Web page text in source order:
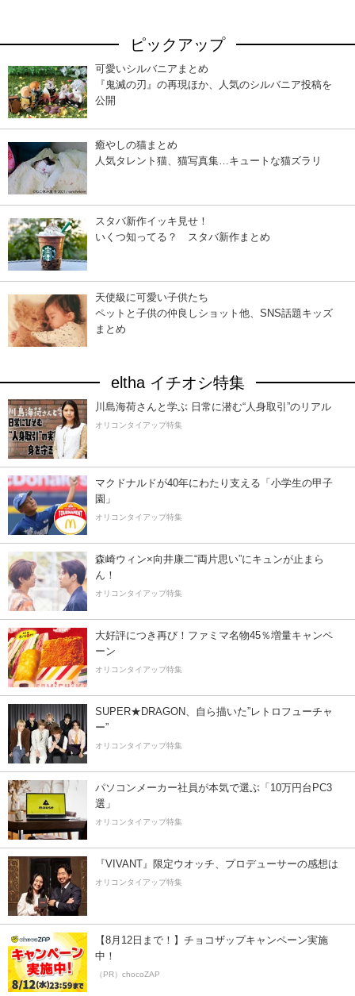
ピックアップ
可愛いシルバニアまとめ
『鬼滅の刃』の再現ほか、人気のシルバニア投稿を
公開
癒やしの猫まとめ
人気タレント猫、猫写真集…キュートな猫ズラリ
スタバ新作イッキ見せ！
いくつ知ってる？ スタバ新作まとめ
天使級に可愛い子供たち
ペットと子供の仲良しショット他、SNS話題キッズ
まとめ
eltha イチオシ特集
川島海荷さんと学ぶ 日常に潜む“人身取引”のリアル
オリコンタイアップ特集
マクドナルドが40年にわたり支える「小学生の甲子
園」
オリコンタイアップ特集
森崎ウィン×向井康二“両片思い”にキュンが止まら
ん！
オリコンタイアップ特集
大好評につき再び！ファミマ名物45％増量キャンペ
ーン
オリコンタイアップ特集
SUPER★DRAGON、自ら描いた”レトロフューチャ
ー”
オリコンタイアップ特集
パソコンメーカー社員が本気で選ぶ「10万円台PC3
選」
オリコンタイアップ特集
『VIVANT』限定ウオッチ、プロデューサーの感想は
オリコンタイアップ特集
【8月12日まで！】チョコザップキャンペーン実施
中！
（PR）chocoZAP